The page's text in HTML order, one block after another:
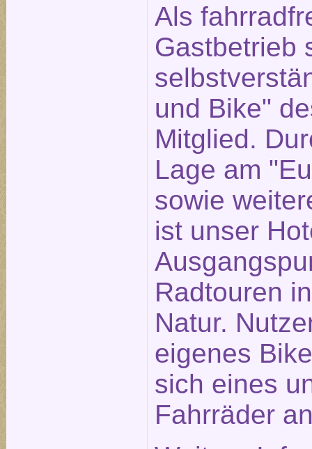
Als
Gastbetrieb
und Bike"
Mitglied.
Lage am
sowie
ist unser
Radtouren
Natur.
eigenes
sich eines
Fahrräder